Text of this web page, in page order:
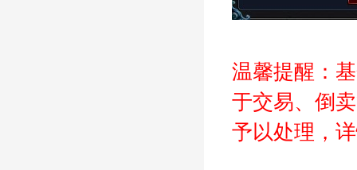
温馨提醒：
于交易、倒
予以处理，